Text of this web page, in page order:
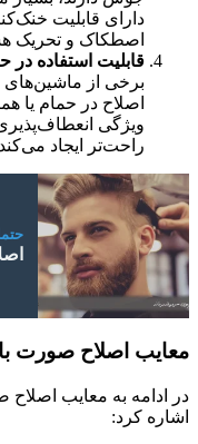
دارای قابلیت
اصطکاک و تحریک
قابلیت استفاده
برخی از
اصلاح در حمام یا
ویژگی
راحت‌تر ایجاد
معایب اصلاح صورت
در ادامه به معایب
اشاره کرد: